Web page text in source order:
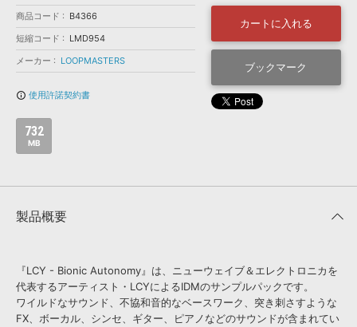
BGM »
次世代型 ボーカル・エディタ
SLS
商品コード
B4366
短縮コード
LMD954
メーカー
LOOPMASTERS
info_outline 使用許諾契約書
732
MB
カートに入れる
ブックマーク
製品概要
『LCY - Bionic Autonomy』は、ニューウェイブ＆エレクトロニカを
代表するアーティスト・LCYによるIDMのサンプルパックです。
ワイルドなサウンド、不協和音的なベースワーク、突き刺さすような
FX、ボーカル、シンセ、ギター、ピアノなどのサウンドが含まれてい